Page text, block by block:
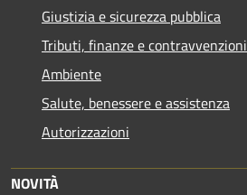
Giustizia e sicurezza pubblica
Tributi, finanze e contravvenzioni
Ambiente
Salute, benessere e assistenza
Autorizzazioni
NOVITÀ